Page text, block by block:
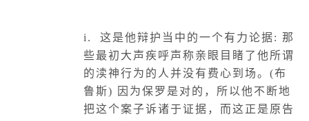
i. 这是他辩护当中的一个有力论据: 那
些最初大声疾呼声称亲眼目睹了他所谓
的渎神行为的人并没有费心到场。 (布
鲁斯)
因为保罗是对的，所以他不断地
把这个案子诉诸于证据，而这正是原告